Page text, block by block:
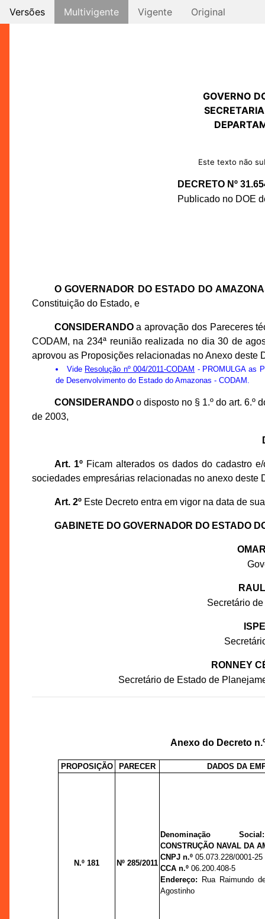
Versões Multivigente Vigente Original
GOVERNO
Este texto não
DECRETO Nº
Publicado no DOE
O GOVERNADOR DO ESTADO DO
Constituição do Estado, e
CONSIDERANDOa aprovação dos Pareceres
CODAM, na 234ª reunião realizada no dia 30 de
aprovou as Proposições relacionadas no Anexo deste
Vide Resolução nº 004/2011-CODAM - PROMULGA as
de Desenvolvimento do Estado do Amazonas - CODAM.
CONSIDERANDOo disposto no § 1.º do art. 6.º
de 2003,
Art. 1ºFicam alterados os dados do cadastro
sociedades empresárias relacionadas no anexo deste
Art. 2ºEste Decreto entra em vigor na data de
GABINETE DO GOVERNADOR DO ESTADO
Secretário
RONNEY
Secretário de Estado de
Anexo do Decreto
PROPOSIÇÃO PARECER DADOS DA
N.º 181 Nº 285/2011
Denominação
CONSTRUÇÃO NAVAL DA
CNPJ n.º05.073.228/0001-25
CCA n.º 06.200.408-5
Endereço:
Rua Raimundo
Agostinho